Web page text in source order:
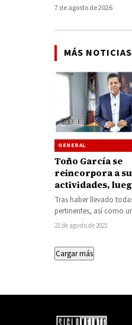
7 de agosto de 2026
MÁS
GENERAL
Toño García se
reincorpora a
actividades,
infección a
Tras haber llevado
pertinentes, así como
para la detección del
21 de agosto de 2021
Cargar más